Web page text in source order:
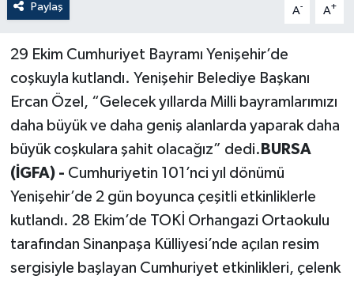
Paylaş A- A+
29 Ekim Cumhuriyet Bayramı Yenişehir’de
coşkuyla kutlandı. Yenişehir Belediye Başkanı
Ercan Özel, “Gelecek yıllarda Milli bayramlarımızı
daha büyük ve daha geniş alanlarda yaparak daha
büyük coşkulara şahit olacağız” dedi. BURSA
(İGFA) - Cumhuriyetin 101’nci yıl dönümü
Yenişehir’de 2 gün boyunca çeşitli etkinliklerle
kutlandı. 28 Ekim’de TOKİ Orhangazi Ortaokulu
tarafından Sinanpaşa Külliyesi’nde açılan resim
sergisiyle başlayan Cumhuriyet etkinlikleri, çelenk